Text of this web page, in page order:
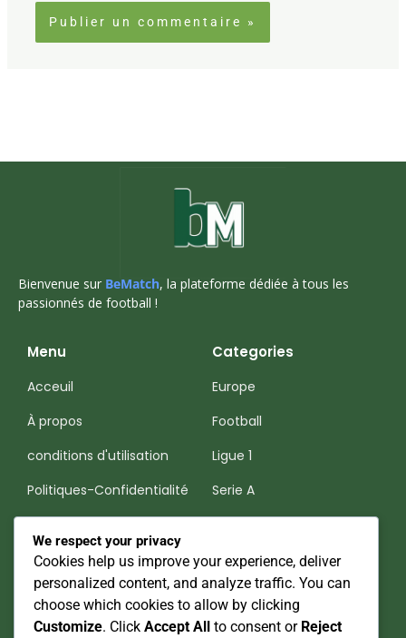
Bienvenue sur BeMatch, la plateforme dédiée à tous les
passionnés de football !
Menu
Acceuil
À propos
conditions d'utilisation
Politiques-Confidentialité
Categories
Europe
Football
Ligue 1
Serie A
Nos Réseaux Sociaux
Be Match
We respect your privacy
Cookies help us improve your experience, deliver
personalized content, and analyze traffic. You can
choose which cookies to allow by clicking
Customize. Click Accept All to consent or Reject